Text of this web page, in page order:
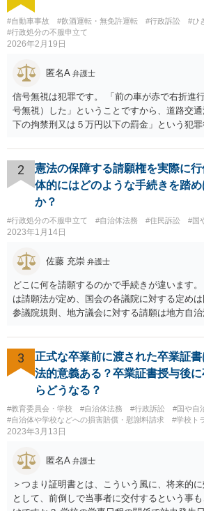
#自動車事故 #飲酒運転・無免許運転 #行政訴訟
#ひ
#行政処分の不服申立て
2026年2月19日
匿名A 弁護士
信号無視は犯罪です。 「前の車が赤で右折進
号無視）した」ということですから、道路交
下の拘禁刑又は５万円以下の罰金」という犯
ようとしまいと現行犯逮捕できるわけです。
いと逮捕する」というのは、「現行犯逮捕し
科になる）にできるが、認めてサインすれば
反則金があっても前科にならない）ですませ
す。 あなたはこの警察官を非難するのではな
とです。 警察官の「こんな事を言うのだった
い」との発言ですが、実際「前の車が赤で右
（信号無視）した」というあなたと同じ考え
道は、きちんと交通ルールを守っている人や歩
納してほしいと思うのが社会の大勢です。 実
ば免許停止や取消（強制返納）になる」のはそ
たま（あなたにとって）いい警察官にあたっ
で右折進行したけど、自分は右折進行を思いと
ルを遵守するドライバーになってほしいと期
2
憲法の保障する請願権を実際に
体的にはどのような手続きを踏
か？
#行政処分の不服申立て #自治体法務 #住民訴訟 #国
2023年1月14日
佐藤 充崇 弁護士
どこに何を請願するのかで手続きが違います
は請願法が定め、国会の各議院に対する定め
参議院規則、地方議会に対する請願は地方自
スムースかと思います。
3
正式な卒業前に渡された卒業証
法的意義ある？卒業証書授与後
らどうなる？
#教育委員会・学校 #自治体法務 #行政訴訟
#国や自
#自治体や学校などへの損害賠償・慰謝料請求
#学校ト
2023年3月13日
匿名A 弁護士
＞つまり証明書とは、こういう風に、将来的
として、前倒しで当事者に交付するという事